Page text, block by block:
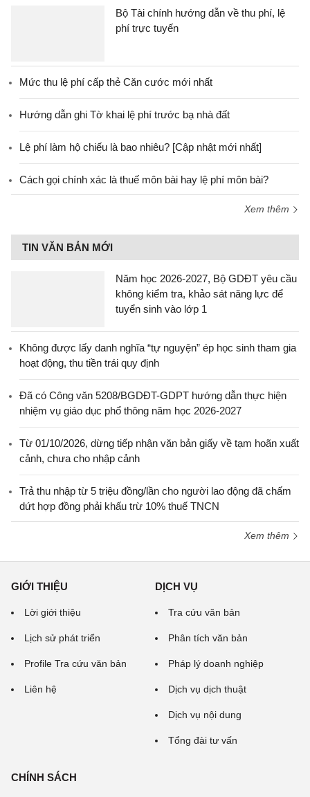
Bộ Tài chính hướng dẫn về thu phí, lệ
phí trực tuyến
Mức thu lệ phí cấp thẻ Căn cước mới nhất
Hướng dẫn ghi Tờ khai lệ phí trước bạ nhà đất
Lệ phí làm hộ chiếu là bao nhiêu? [Cập nhật mới nhất]
Cách gọi chính xác là thuế môn bài hay lệ phí môn bài?
Xem thêm
TIN VĂN BẢN MỚI
Năm học 2026-2027, Bộ GDĐT yêu cầu
không kiểm tra, khảo sát năng lực để
tuyển sinh vào lớp 1
Không được lấy danh nghĩa “tự nguyện” ép học sinh tham gia
hoạt động, thu tiền trái quy định
Đã có Công văn 5208/BGDĐT-GDPT hướng dẫn thực hiện
nhiệm vụ giáo dục phổ thông năm học 2026-2027
Từ 01/10/2026, dừng tiếp nhận văn bản giấy về tạm hoãn xuất
cảnh, chưa cho nhập cảnh
Trả thu nhập từ 5 triệu đồng/lần cho người lao động đã chấm
dứt hợp đồng phải khấu trừ 10% thuế TNCN
Xem thêm
GIỚI THIỆU
Lời giới thiệu
Lịch sử phát triển
Profile Tra cứu văn bản
Liên hệ
DỊCH VỤ
Tra cứu văn bản
Phân tích văn bản
Pháp lý doanh nghiệp
Dịch vụ dịch thuật
Dịch vụ nội dung
Tổng đài tư vấn
CHÍNH SÁCH